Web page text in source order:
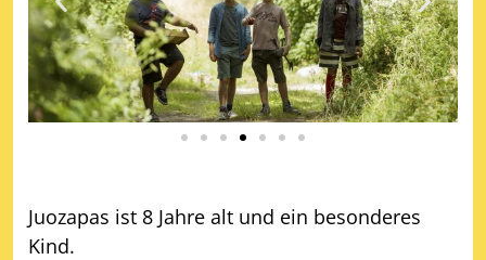
Juozapas ist 8 Jahre alt und ein besonderes
Kind.